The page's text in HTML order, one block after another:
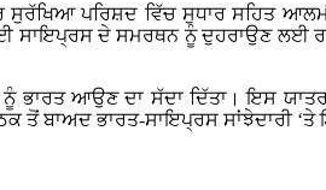
ਪਰਿਸ਼ਦ ਵਿੱਚ ਸੁਧਾਰ ਸਹਿਤ
ਸਾਇਪ੍ਰਸ ਦੇ ਸਮਰਥਨ ਨੂੰ ਦੁਹਰਾਉਣ ਲਈ
ਨੂੰ ਭਾਰਤ ਆਉਣ ਦਾ ਸੱਦਾ ਦਿੱਤਾ। ਇਸ
ਤੋਂ ਬਾਅਦ ਭਾਰਤ-ਸਾਇਪ੍ਰਸ ਸਾਂਝੇਦਾਰੀ